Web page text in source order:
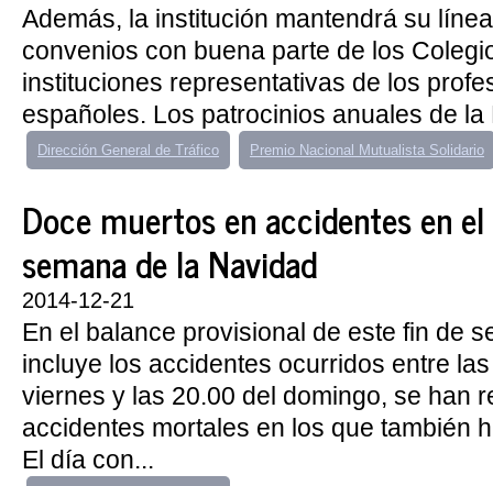
Además, la institución mantendrá su
convenios con buena parte de los
instituciones representativas de los
españoles. Los patrocinios anuales de la
Dirección General de Tráfico Premio Nacional Mutualista Solidario
Doce muertos en accidentes en
semana de la Navidad
2014-12-21
En el balance provisional de este fin de
incluye los accidentes ocurridos entre
viernes y las 20.00 del domingo, se han
accidentes mortales en los que también
El día con...